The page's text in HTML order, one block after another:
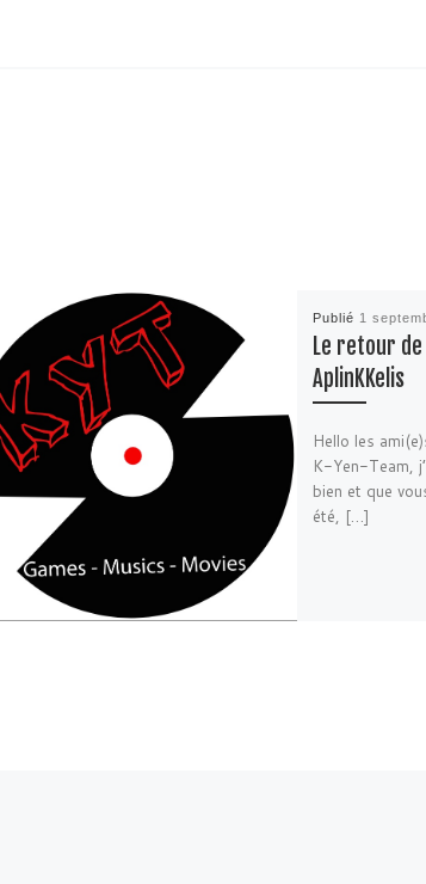
Publié 1
Le retour de
AplinKKelis
Hello les
K-Yen-Team,
bien et que
été, […]